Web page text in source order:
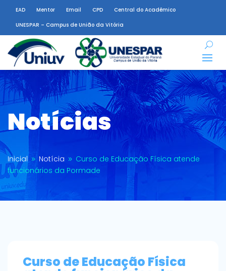
EAD Mentor Email CPD
Central do Acadêmico
UNESPAR – Campus de União da Vitória
Notícias
Inicial 9 Notícia 9 Curso de Educação Física atende
funcionários da Pormade
Curso de Educação Física